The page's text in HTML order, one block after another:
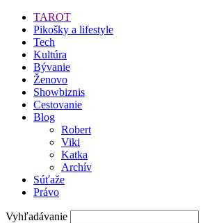
TAROT
Pikošky a lifestyle
Tech
Kultúra
Bývanie
Ženovo
Showbiznis
Cestovanie
Blog
Robert
Viki
Katka
Archív
Súťaže
Právo
Vyhľadávanie